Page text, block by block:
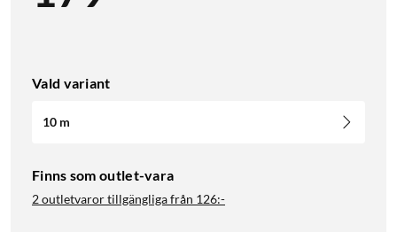
Vald variant
10 m
Finns som outlet-vara
2 outletvaror tillgängliga från 126:-